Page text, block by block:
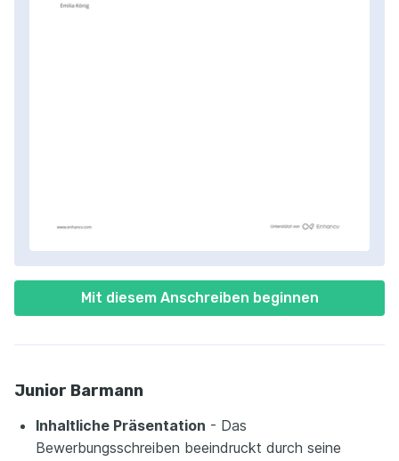
Mit diesem Anschreiben beginnen
Junior Barmann
Inhaltliche Präsentation - Das
Bewerbungsschreiben beeindruckt durch seine